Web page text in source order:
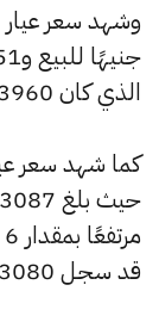
الذي كان 3960 جنيهًا للبيع و3943 جنيهًا للشراء.
قد سجل 3080 جنيهًا للبيع و 3067 جنيهًا للشراء.